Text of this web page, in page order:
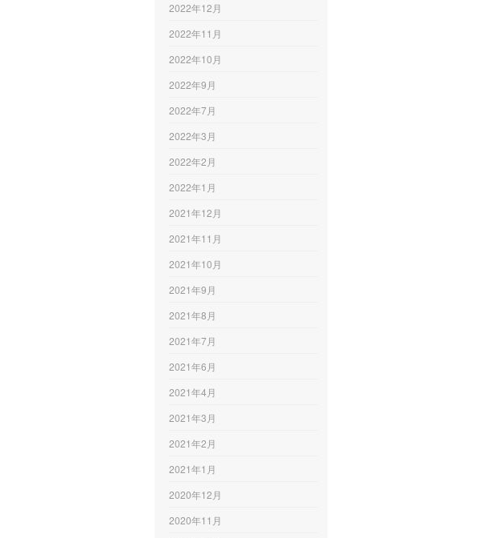
2022年12月
2022年11月
2022年10月
2022年9月
2022年7月
2022年3月
2022年2月
2022年1月
2021年12月
2021年11月
2021年10月
2021年9月
2021年8月
2021年7月
2021年6月
2021年4月
2021年3月
2021年2月
2021年1月
2020年12月
2020年11月